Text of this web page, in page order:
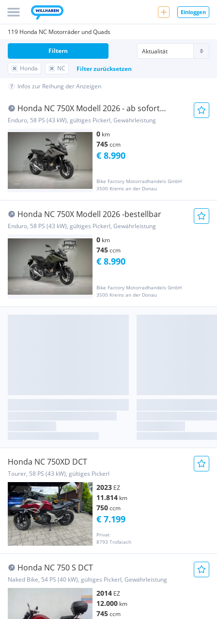
Einloggen
119 Honda NC Motorräder und Quads
Honda NC Filter zurücksetzen
Filtern
Infos zur Reihung der Anzeigen
Honda NC 750X Modell 2026 - ab sofort
bestellbar
Enduro, 58 PS (43 kW), gültiges Pickerl, Gewährleistung
0 km
745ccm
Bike Factory Motorradhandels GmbH
3500 Krems an der Donau
€ 8.990
Honda NC 750X Modell 2026 -bestellbar
Enduro, 58 PS (43 kW), gültiges Pickerl, Gewährleistung
0 km
745ccm
Bike Factory Motorradhandels GmbH
3500 Krems an der Donau
€ 8.990
Honda NC 750XD DCT
Tourer, 58 PS (43 kW), gültiges Pickerl
2023 EZ
11.814 km
750ccm
Privat
8793 Trofaiach
€ 7.199
Honda NC 750 S DCT
Naked Bike, 54 PS (40 kW), gültiges Pickerl, Gewährleistung
2014 EZ
12.000 km
745ccm